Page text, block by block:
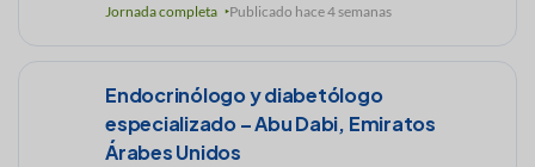
Jornada completa Publicado hace 4 semanas
Endocrinólogo y diabetólogo
especializado – Abu Dabi, Emiratos
Árabes Unidos